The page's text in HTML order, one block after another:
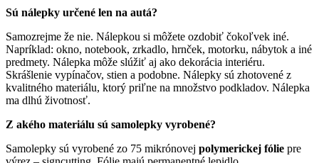
Sú nálepky určené len na autá?
Samozrejme že nie. Nálepkou si môžete ozdobiť čokoľvek iné.
Napríklad: okno, notebook, zrkadlo, hrnček, motorku, nábytok a iné
predmety. Nálepka môže slúžiť aj ako dekorácia interiéru.
Skrášlenie vypínačov, stien a podobne. Nálepky sú zhotovené z
kvalitného materiálu, ktorý priľne na množstvo podkladov. Nálepka
ma dlhú životnosť.
Z akého materiálu sú samolepky vyrobené?
Samolepky sú vyrobené zo 75 mikrónovej polymerickej fólie pre